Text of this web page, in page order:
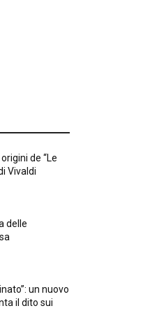
de “Le
Vivaldi
delle
un nuovo
il dito sui